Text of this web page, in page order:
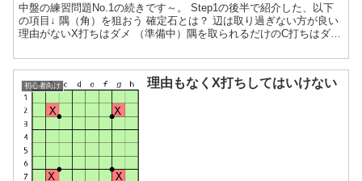
中盤の練習問題No.1の続きです～。 Step1の後半で紹介した、以下
の項目↓ 隅（角）を狙おう 確定石とは？ 辺は取り過ぎない方が良い
理由がないX打ちはダメ （準備中）隅を取られるだけのC打ちはダメ
初心者向け 理由もなくX打ちしてはいけない